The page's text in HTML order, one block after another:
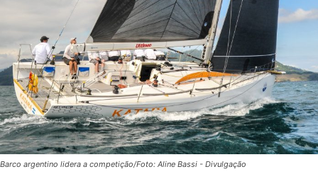
Barco argentino lidera a competição/Foto: Aline Bassi - Divulgação